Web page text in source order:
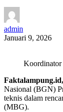
admin
Januari 9, 2026
Nasional (BGN)
teknis dalam
(MBG).